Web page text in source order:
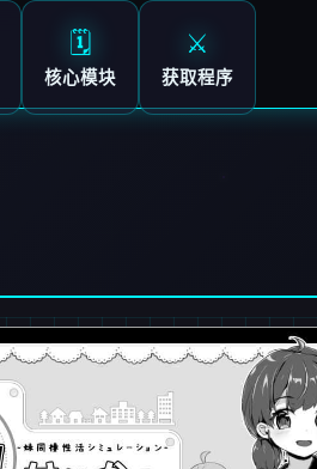
🗓️
核心模块
⚔️
获取程序